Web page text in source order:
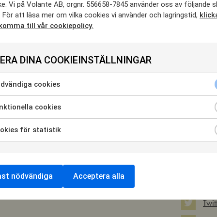
12 kommer Svenska
avÅsa Larsson, Lotta
stans bokhandel.
bästa svenska kriminalroman, Årets bästa
bästa debutsamt barn- och ungdomspriset
på plats. (Det går även att följa den live på
@svenskadeckarakademin.)
Vi på Volante AB, orgnr. 556658-7845 använder oss av följande
För att läsa mer om vilka cookies vi använder och lagringstid,
till vår cookiepolicy.
DINA COOKIEINSTÄLLNINGAR
cookies
cookies
för statistik
nödvändiga Acceptera alla